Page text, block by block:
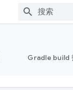
Gradle build